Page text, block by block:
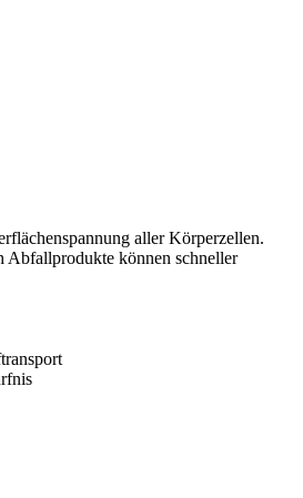
aller Körperzellen.
Abfallprodukte können schneller